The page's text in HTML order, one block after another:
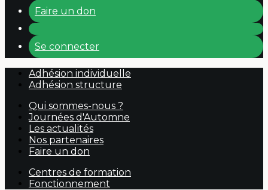
Faire un don
Se connecter
Adhésion individuelle
Adhésion structure
Qui sommes-nous ?
Journées d'Automne
Les actualités
Nos partenaires
Faire un don
Centres de formation
Fonctionnement